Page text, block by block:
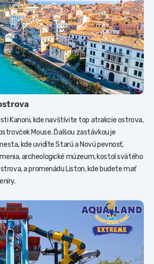
Kanoni, kde navštívite top atrakcie ostrova,
Mouse. Ďalšou zastávkou je
kde uvidíte Starú a Novú pevnosť,
archeologické múzeum, kostol svätého
a promenádu Liston, kde budete mať